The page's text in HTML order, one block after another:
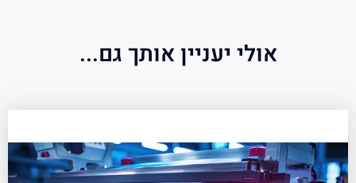
אולי יעניין אותך גם...